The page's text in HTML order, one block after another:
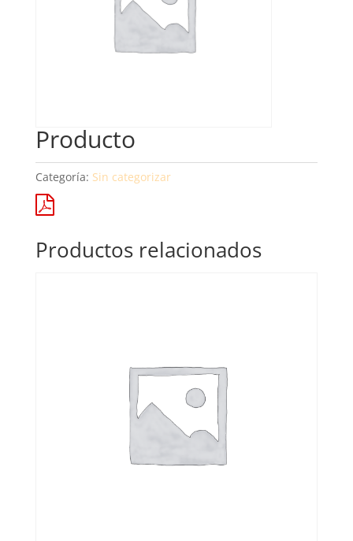
Producto
Categoría: Sin categorizar
Productos relacionados